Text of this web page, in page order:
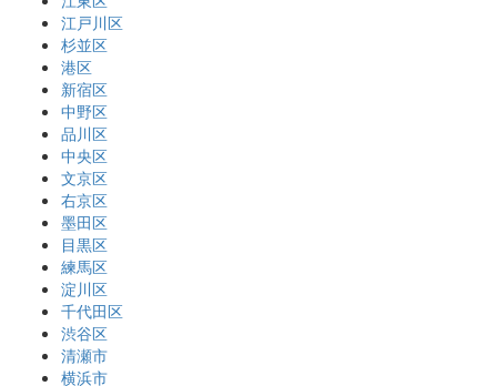
江戸川区
杉並区
港区
新宿区
中野区
品川区
中央区
文京区
右京区
墨田区
目黒区
練馬区
淀川区
千代田区
渋谷区
清瀬市
横浜市